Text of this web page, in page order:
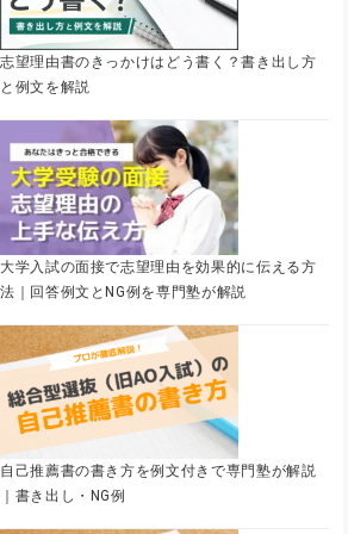
志望理由書のきっかけはどう書く？書き出し方
と例文を解説
大学入試の面接で志望理由を効果的に伝える方
法｜回答例文とNG例を専門塾が解説
自己推薦書の書き方を例文付きで専門塾が解説
｜書き出し・NG例